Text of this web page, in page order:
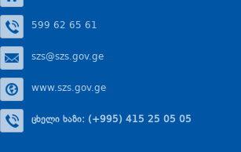
599 62 65 61
szs@szs.gov.ge
www.szs.gov.ge
ცხელი ხაზი: (+995) 415 25 05 05